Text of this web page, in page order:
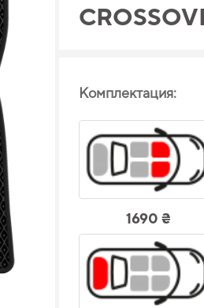
Комплектация:
1690 ₴